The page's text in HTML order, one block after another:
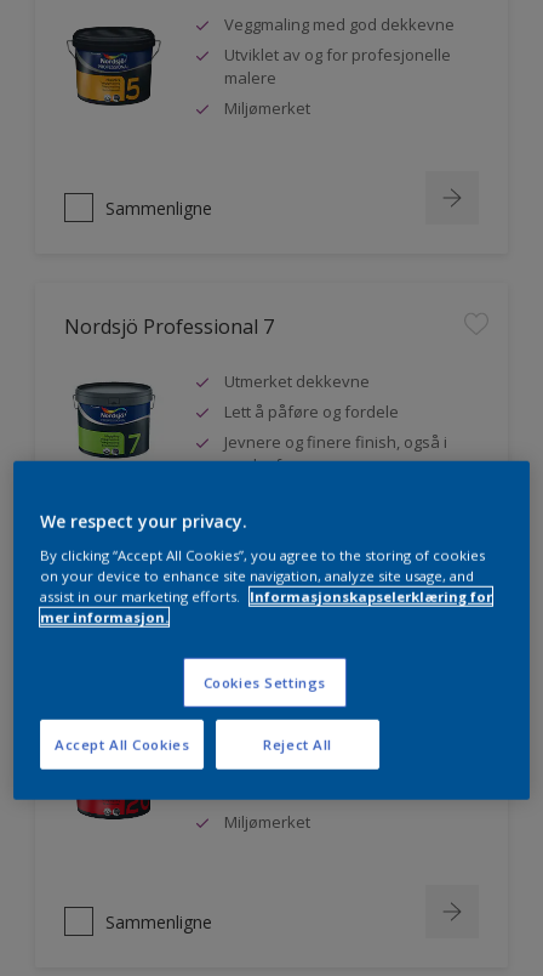
Veggmaling med god dekkevne
Utviklet av og for profesjonelle
malere
Miljømerket
Sammenligne
Nordsjö Professional 7
Utmerket dekkevne
Lett å påføre og fordele
Jevnere og finere finish, også i
mørke farger
Sammenligne
Nordsjö Professional 20
Veggmaling med god dekkevne
Utviklet av og for profesjonelle
Miljømerket
Sammenligne
We respect your privacy.
By clicking “Accept All Cookies”, you agree to the storing of cookies
on your device to enhance site navigation, analyze site usage, and
assist in our marketing efforts.
Informasjonskapselerklæring for
mer informasjon.
Cookies Settings
Reject All
Accept All Cookies